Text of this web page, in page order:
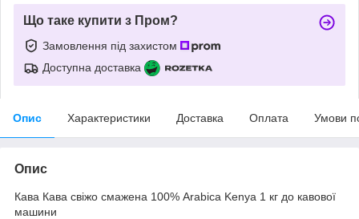
Що таке купити з Пром?
Замовлення під захистом
Доступна доставка
Опис Характеристики Доставка Оплата Умови
Опис
Кава Кава свіжо смажена 100% Arabica Kenya 1 кг до кавової
машини